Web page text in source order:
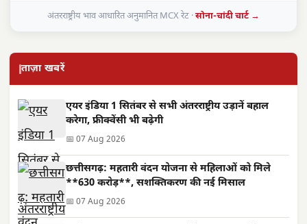
अंतरराष्ट्रीय भाव आधारित अनुमानित MCX रेट ·सोना-चांदी चार्ट →
ताज़ा खबरें
एयर इंडिया 1 सितंबर से सभी अंतरराष्ट्रीय उड़ानें बहाल
करेगा, फ्रीक्वेंसी भी बढ़ेगी
📅 07 Aug 2026
छत्तीसगढ़: महतारी वंदन योजना से महिलाओं को मिले
**630 करोड़**, सशक्तिकरण की नई मिसाल
📅 07 Aug 2026